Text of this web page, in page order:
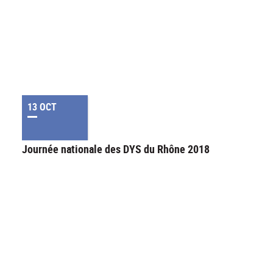
13 OCT
Journée nationale des DYS du Rhône 2018